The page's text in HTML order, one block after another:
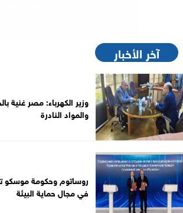
آخر الأخبار
وزير الكهرباء: مصر غنية
والمواد النادرة
روساتوم وحكومة موسكو
في مجال حماية البيئة